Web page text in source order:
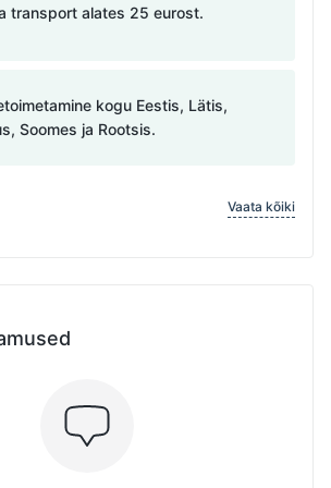
transport alates 25 eurost.
kogu Eestis, Lätis,
Soomes ja Rootsis.
Vaata kõiki